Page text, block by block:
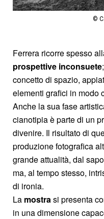
©
Ferrera ricorre spesso
prospettive inconsuete
concetto di spazio,
elementi grafici in modo
Anche la sua fase
cianotipia è parte di un
divenire. Il risultato di
produzione fotografica
grande attualità, dal
ma, al tempo stesso,
di ironia.
La mostrasi presenta
in una dimensione